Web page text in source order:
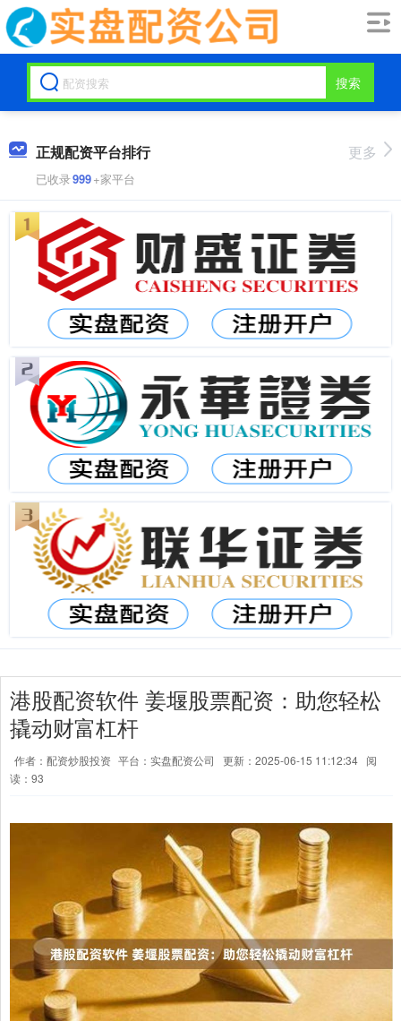
搜索
正规配资平台排行
已收录999+家平台
更多
港股配资软件 姜堰股票配资：助您轻松
撬动财富杠杆
作者：配资炒股投资 平台：实盘配资公司 更新：2025-06-15 11:12:34 阅
读：93